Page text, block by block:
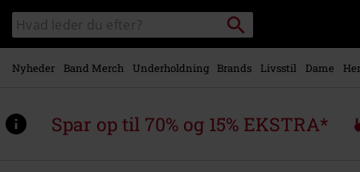
Gå til
hovedindhold
Søg
sortiment
Søg
Nyheder Band Merch Underholdning Brands Livsstil Dame
Spar op til 70% og 15% EKSTRA*